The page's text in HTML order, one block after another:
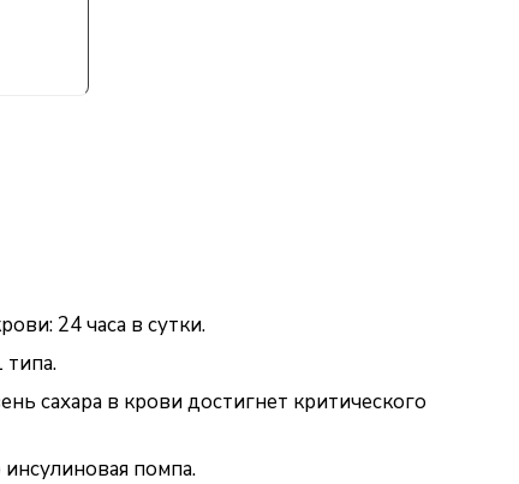
24 часа в сутки.
сахара в крови достигнет критического
помпа.